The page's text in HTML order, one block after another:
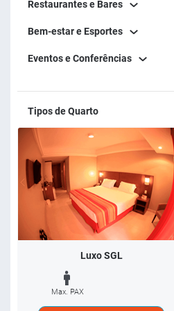
Restaurantes e Bares
Bem-estar e Esportes
Eventos e Conferências
Tipos de Quarto
Luxo SGL
Max. PAX